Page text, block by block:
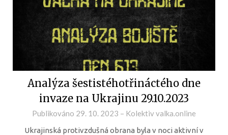
Analýza šestistéhotřináctého dne
invaze na Ukrajinu 29.10.2023
Publikováno 29. 10. 2023 – Kolektiv valka.online
Ukrajinská protivzdušná obrana byla v noci aktivní v